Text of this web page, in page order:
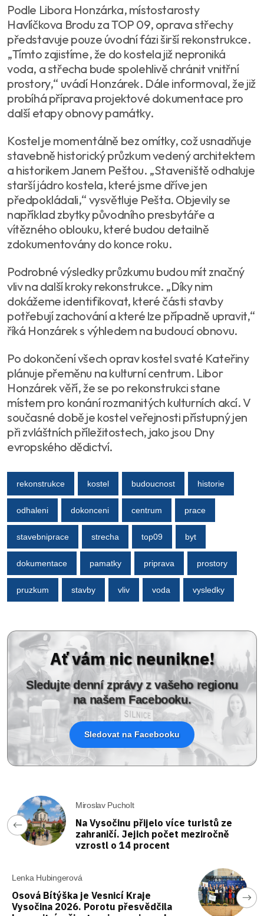
Podle Libora Honzárka, místostarosty
Havlíčkova Brodu za TOP 09, oprava střechy
představuje pouze úvodní fázi širší rekonstrukce.
„Tímto zajistíme, že do kostela již neproniká
voda, a střecha bude spolehlivě chránit vnitřní
prostory,“ uvádí Honzárek. Dále informoval, že již
probíhá příprava projektové dokumentace pro
další etapy obnovy památky.
Kostel je momentálně bez omítky, což usnadňuje
stavebně historický průzkum vedený architektem
a historikem Janem Peštou. „Staveniště odhaluje
starší jádro kostela, které jsme dříve jen
předpokládali,“ vysvětluje Pešta. Objevily se
například zbytky původního presbytáře a
vítězného oblouku, které budou detailně
zdokumentovány do konce roku.
Podrobné výsledky průzkumu budou mít značný
vliv na další kroky rekonstrukce. „Díky nim
dokážeme identifikovat, které části stavby
potřebují zachování a které lze případně upravit,“
říká Honzárek s výhledem na budoucí obnovu.
Po dokončení všech oprav kostel svaté Kateřiny
plánuje přeměnu na kulturní centrum. Libor
Honzárek věří, že se po rekonstrukci stane
místem pro konání rozmanitých kulturních akcí. V
současné době je kostel veřejnosti přístupný jen
při zvláštních příležitostech, jako jsou Dny
evropského dědictví.
rekonstrukce kostel budoucnost historie
odhaleni dokonceni centrum prace
stavebniprace strecha top09 byt
dokumentace pamatky priprava prostory
pruzkum stavby vliv voda vysledky
Ať vám nic neunikne!
Sledujte denní zprávy z vašeho regionu
na našem Facebooku.
Sledovat na Facebooku
Miroslav Pucholt
Na Vysočinu přijelo více turistů ze
zahraničí. Jejich počet meziročně
vzrostl o 14 procent
Lenka Hubingerová
Osová Bítýška je Vesnicí Kraje
Vysočina 2026. Porotu přesvědčila